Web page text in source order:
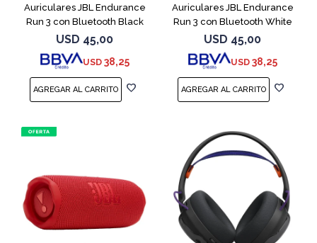
Auriculares JBL Endurance
Run 3 con Bluetooth Black
USD 45,00
USD 38,25
Auriculares JBL Endurance
Run 3 con Bluetooth White
USD 45,00
USD 38,25